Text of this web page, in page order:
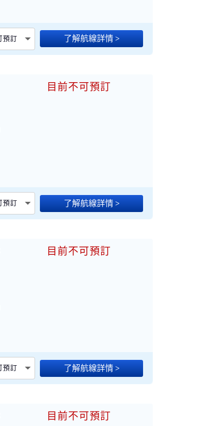
預訂 了解航線詳情 >
目前不可預訂
預訂 了解航線詳情 >
目前不可預訂
預訂 了解航線詳情 >
目前不可預訂